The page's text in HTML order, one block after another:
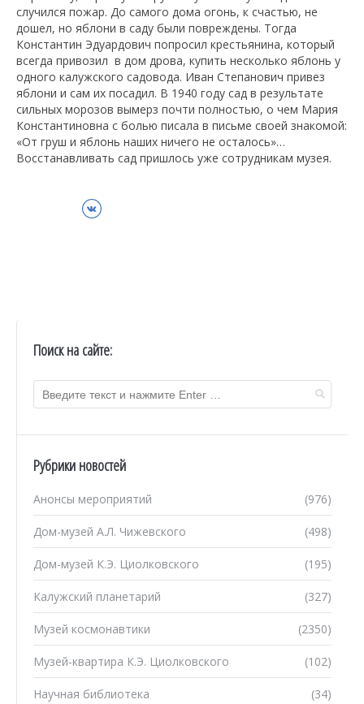
случился пожар. До самого дома огонь, к счастью, не
дошел, но яблони в саду были повреждены. Тогда
Константин Эдуардович попросил крестьянина, который
всегда привозил в дом дрова, купить несколько яблонь у
одного калужского садовода. Иван Степанович привез
яблони и сам их посадил. В 1940 году сад в результате
сильных морозов вымерз почти полностью, о чем Мария
Константиновна с болью писала в письме своей знакомой:
«От груш и яблонь наших ничего не осталось»…
Восстанавливать сад пришлось уже сотрудникам музея.
ВКонтакте
Поиск на сайте:
Рубрики новостей
(976)
Анонсы мероприятий
(498)
Дом-музей А.Л. Чижевского
(195)
Дом-музей К.Э. Циолковского
(327)
Калужский планетарий
(2350)
Музей космонавтики
(102)
Музей-квартира К.Э. Циолковского
(34)
Научная библиотека